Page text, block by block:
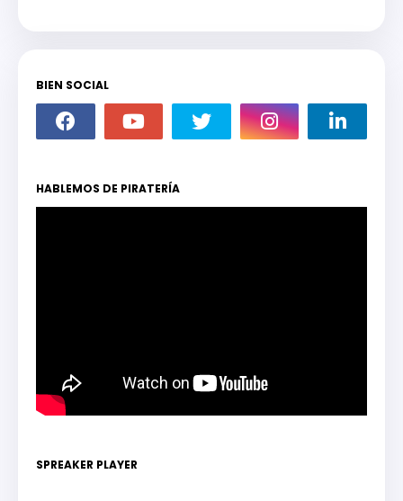
BIEN SOCIAL
HABLEMOS DE PIRATERÍA
SPREAKER PLAYER